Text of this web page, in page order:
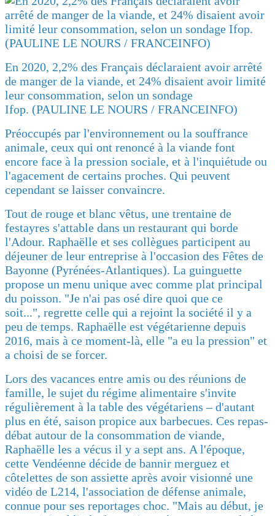
En 2020, 2,2% des Français déclaraient avoir arrêté
de manger de la viande, et 24% disaient avoir limité
leur consommation, selon un sondage
Ifop. (PAULINE LE NOURS / FRANCEINFO)
Préoccupés par l'environnement ou la souffrance
animale, ceux qui ont renoncé à la viande font
encore face à la pression sociale, et à l'inquiétude ou
l'agacement de certains proches. Qui peuvent
cependant se laisser convaincre.
Tout de rouge et blanc vêtus, une trentaine de
festayres s'attable dans un restaurant qui borde
l'Adour. Raphaëlle et ses collègues participent au
déjeuner de leur entreprise à l'occasion des Fêtes de
Bayonne (Pyrénées-Atlantiques). La guinguette
propose un menu unique avec comme plat principal
du poisson. "Je n'ai pas osé dire quoi que ce
soit...", regrette celle qui a rejoint la société il y a
peu de temps. Raphaëlle est végétarienne depuis
2016, mais à ce moment-là, elle "a eu la pression" et
a choisi de se forcer.
Lors des vacances entre amis ou des réunions de
famille, le sujet du régime alimentaire s'invite
régulièrement à la table des végétariens – d'autant
plus en été, saison propice aux barbecues. Ces repas-
débat autour de la consommation de viande,
Raphaëlle les a vécus il y a sept ans. A l'époque,
cette Vendéenne décide de bannir merguez et
côtelettes de son assiette après avoir visionné une
vidéo de L214, l'association de défense animale,
connue pour ses reportages choc. "Mais au début, je